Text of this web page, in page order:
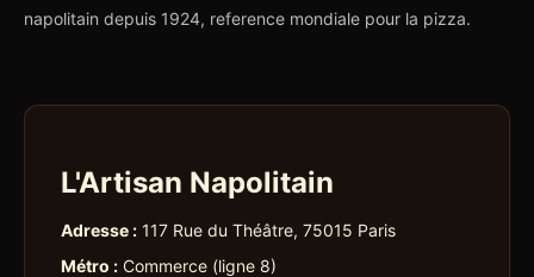
napolitain depuis 1924, reference mondiale pour la pizza.
L'Artisan Napolitain
Adresse : 117 Rue du Théâtre, 75015 Paris
Métro : Commerce (ligne 8)